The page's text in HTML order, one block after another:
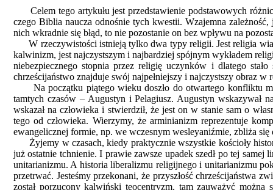
Celem tego artykułu jest przedstawienie podstawowych
czego Biblia naucza odnośnie tych kwestii. Wzajemna
nich wkradnie się błąd, to nie pozostanie on bez wpływu na
W rzeczywistości istnieją tylko dwa typy religii. Jest religia
kalwinizm, jest najczystszym i najbardziej spójnym wykładem
niebezpiecznego stopnia przez religię uczynków i dlatego
chrześcijaństwo znajduje swój najpełniejszy i najczystszy obraz
Na początku piątego wieku doszło do otwartego konfliktu
tamtych czasów – Augustyn i Pelagiusz. Augustyn wskazywał
wskazał na człowieka i stwierdził, że jest on w stanie sam o
tego od człowieka. Wierzymy, że arminianizm reprezentuje
ewangelicznej formie, np. we wczesnym wesleyaniźmie, zbliża
Żyjemy w czasach, kiedy praktycznie wszystkie kościoły
już ostatnie tchnienie. I prawie zawsze upadek szedł po tej
unitarianizmu. A historia liberalizmu religijnego i unitarianizmu
przetrwać. Jesteśmy przekonani, że przyszłość chrześcijaństwa
został porzucony kalwiński teocentryzm, tam zauważyć